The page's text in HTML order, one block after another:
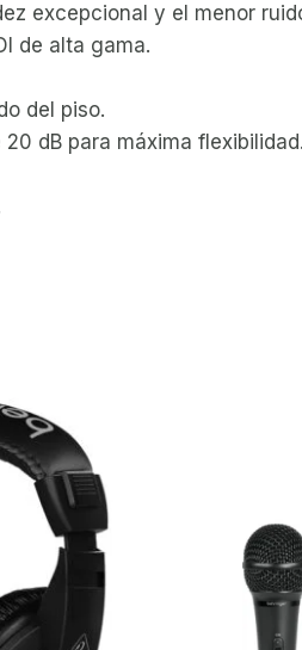
excepcional y el menor
de alta gama.
del piso.
dB para máxima flexibilidad.